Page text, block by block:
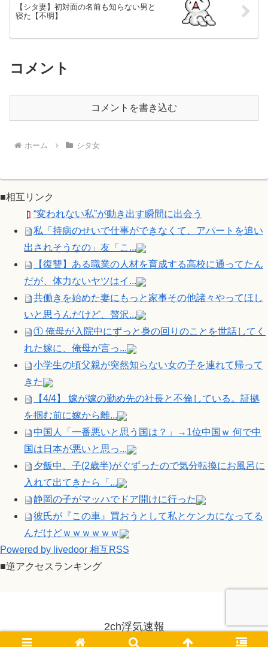
【シタ妻】初対面の名前も知らない男と
寝た【不明】
コメント
コメントを書き込む
ホーム シタ女
■相互リンク
“変われない私”が動き出す瞬間に出会う
私「持病のせいで仕事ができなくて、アパートを追い
出されそうなの」友「こ...
【復讐】ある職業の人材を育成する高校に通ってたん
だが、体力ないヤツはイ...
共働きを始めた妻にもっと家事その他諸々やってほし
いと思うんだけど、贅沢...
① 俺母が入院中にずっと身の回りのことを世話してく
れた嫁に、俺母が言っ...
小学生の頃父親が突然知らない女の子を連れて帰って
きた
【4/4】 嫁が嫁の勤め先の社長と不倫している。証拠
を掴む前に嫁から離...
中国人「一番悪いと思う国は？」→1位中国ｗ 何で中
国は日本が悪いと思っ...
夕飯中、子(2歳半)がぐずったので気分転換にお風呂に
入れて出てきたら「...
静岡の子がマッハでドア開けに行った
彼氏が『この車』買おうとして私とケンカになってる
んだけどｗｗｗｗｗｗ
Powered by livedoor 相互RSS
■逆アクセスランキング
2ch浮気速報
© 2014-2026 2ch浮気速報.